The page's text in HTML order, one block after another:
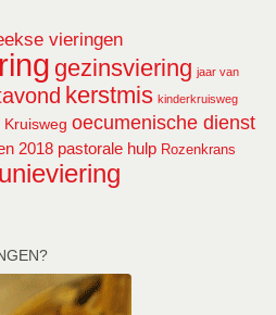
vieringen
gezinsviering jaar van
kerstmis kinderkruisweg
Kruisweg oecumenische dienst
2018 pastorale hulp Rozenkrans